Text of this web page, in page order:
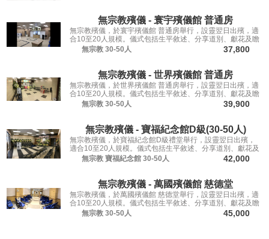
無宗教殯儀 - 寰宇殯儀館 普通房
無宗教殯儀，於寰宇殯儀館 普通房舉行，設靈翌日出殯，適
合10至20人規模。儀式包括生平敘述、分享道別、獻花及瞻
仰遺容，讓親友從容道別。
無宗教 30-50人 37,800
無宗教殯儀 - 世界殯儀館 普通房
無宗教殯儀，於世界殯儀館 普通房舉行，設靈翌日出殯，適
合10至20人規模。儀式包括生平敘述、分享道別、獻花及瞻
仰遺容，讓親友從容道別。
無宗教 30-50人 39,900
無宗教殯儀 - 寶福紀念館D級(30-50人)
無宗教殯儀，於寶福紀念館D級禮堂舉行，設靈翌日出殯，
適合10至20人規模。儀式包括生平敘述、分享道別、獻花及
瞻仰遺容，讓親友從容道別。
無宗教 寶福紀念館 30-50人 42,000
無宗教殯儀 - 萬國殯儀館 慈德堂
無宗教殯儀，於萬國殯儀館 慈德堂舉行，設靈翌日出殯，適
合10至20人規模。儀式包括生平敘述、分享道別、獻花及瞻
仰遺容，讓親友從容道別。
無宗教 30-50人 45,000